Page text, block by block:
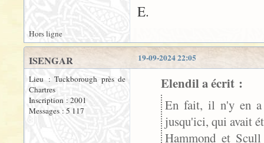
E.
Hors ligne
19-09-2024 22:05
ISENGAR
Lieu : Tuckborough près de
Chartres
Inscription : 2001
Messages : 5 117
Elendil a écrit :
En fait, il n'y en a
jusqu'ici, qui avait
Hammond et